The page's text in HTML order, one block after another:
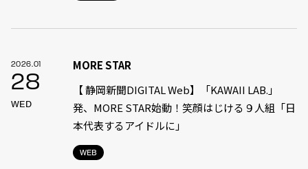
2026.01
28
WED
WEB
MORE STAR
【 静岡新聞DIGITAL Web】「KAWAII LAB.」
発、MORE STAR始動！笑顔はじける９人組「日
本代表するアイドルに」